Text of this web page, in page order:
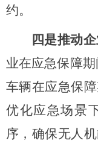
约。
四是推动
业在应急保障
车辆在应急保
优化应急场景
序，确保无人